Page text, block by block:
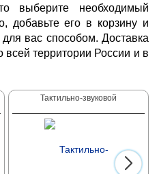
выберите необходимый
добавьте его в корзину и
вас способом. Доставка
всей территории России и в
Тактильно-звуковой